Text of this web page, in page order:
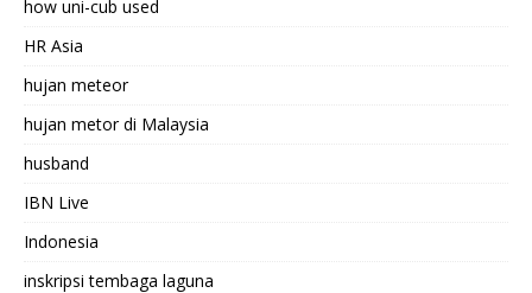
how uni-cub used
HR Asia
hujan meteor
hujan metor di Malaysia
husband
IBN Live
Indonesia
inskripsi tembaga laguna